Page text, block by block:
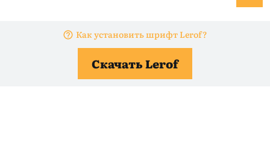
Как установить шрифт Lerof?
Скачать Lerof